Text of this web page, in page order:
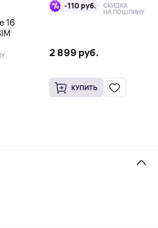
16
-110 руб. СКИДКА
НА ПОШЛИНУ
2 899 руб.
КУПИТЬ